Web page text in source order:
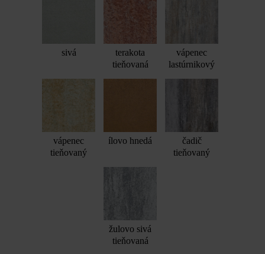
sivá
terakota
tieňovaná
vápenec
lastúrnikový
vápenec
tieňovaný
ílovo hnedá
čadič
tieňovaný
žulovo sivá
tieňovaná